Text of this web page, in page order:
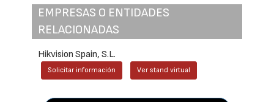
EMPRESAS O ENTIDADES
RELACIONADAS
Hikvision Spain, S.L.
Solicitar información Ver stand virtual